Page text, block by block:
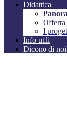
Didattica
Offerta
I
Info utili
Dicono di noi